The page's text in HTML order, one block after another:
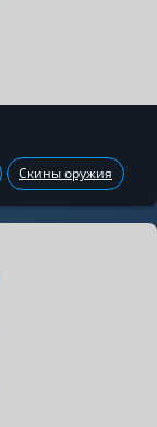
Скины оружия